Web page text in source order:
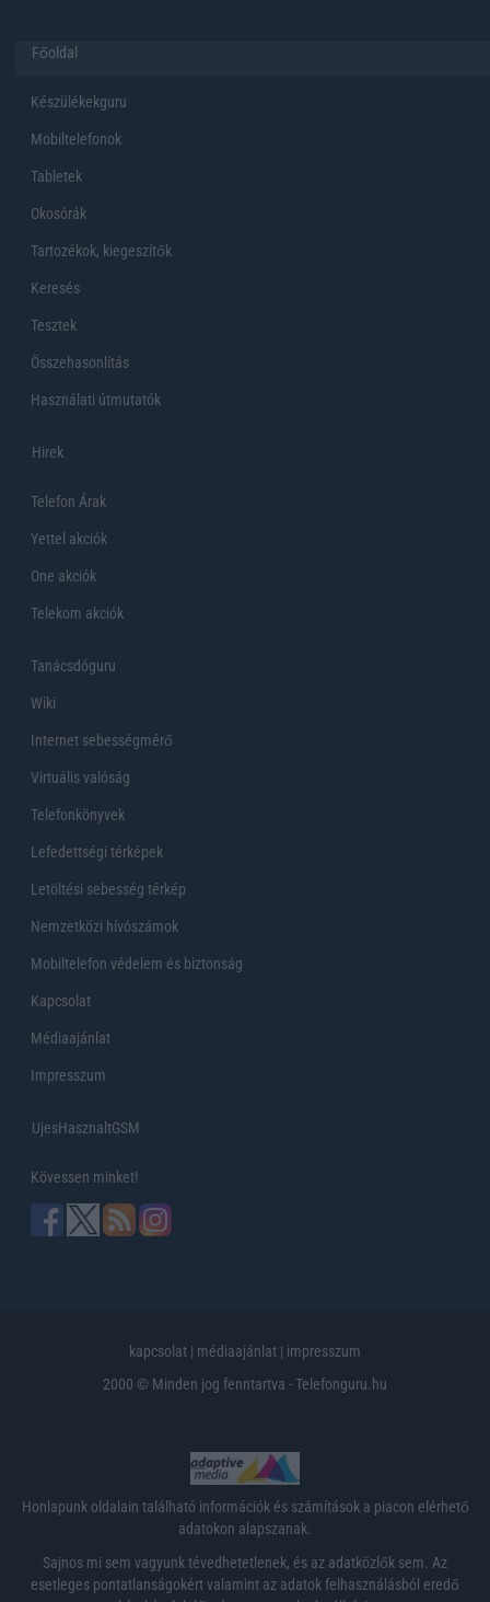
Főoldal
Készülékekguru
Mobiltelefonok
Tabletek
Okosórák
Tartozékok, kiegeszítők
Keresés
Tesztek
Összehasonlítás
Használati útmutatók
Hirek
Telefon Árak
Yettel akciók
One akciók
Telekom akciók
Tanácsdóguru
Wiki
Internet sebességmérő
Virtuális valóság
Telefonkönyvek
Lefedettségi térképek
Letöltési sebesség térkép
Nemzetközi hívószámok
Mobiltelefon védelem és biztonság
Kapcsolat
Médiaajánlat
Impresszum
UjesHasznaltGSM
Kövessen minket!
kapcsolat | médiaajánlat | impresszum
2000 © Minden jog fenntartva - Telefonguru.hu
Honlapunk oldalain található információk és számítások a piacon elérhető
adatokon alapszanak.
Sajnos mi sem vagyunk tévedhetetlenek, és az adatközlők sem. Az
esetleges pontatlanságokért valamint az adatok felhasználásból eredő